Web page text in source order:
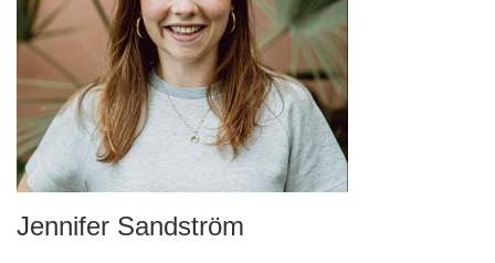
Jennifer Sandström